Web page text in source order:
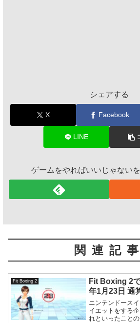
シェアする
X Facebook
LINE
ゲームをやればいいじゃない
関連記事
Fit Boxing 2
Fit Boxing 2
年1月23日 通
ニンテンドース
イエットをする
れといったことの